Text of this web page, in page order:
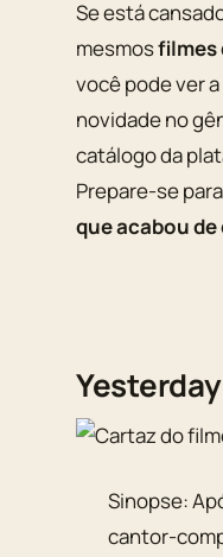
Se está
mesmosfilmes
você pode ver
novidade no
catálogo da
Prepare-se
que acabou
Yesterday
Sinopse:
cantor-